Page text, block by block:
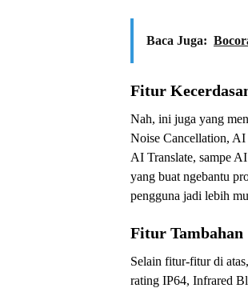
Baca Juga:
Fitur
Nah, ini juga yang
Noise Cancellation,
AI Translate, sampe
yang buat ngebantu
pengguna jadi lebih
Fitur Tambahan
Selain fitur-fitur di
rating IP64, Infrared